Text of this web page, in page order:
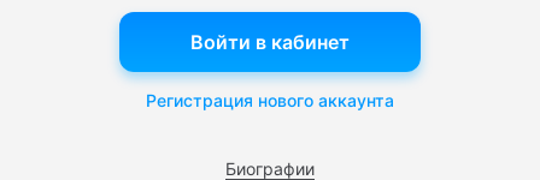
Биографии
Войти в кабинет
Регистрация нового аккаунта